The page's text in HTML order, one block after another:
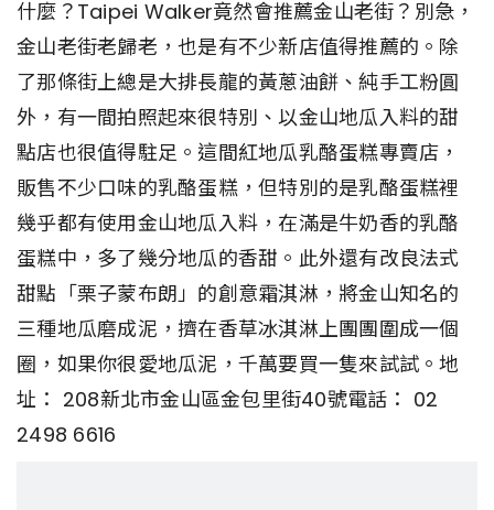
什麼？Taipei Walker竟然會推薦金山老街？別急，
金山老街老歸老，也是有不少新店值得推薦的。除
了那條街上總是大排長龍的黃蔥油餅、純手工粉圓
外，有一間拍照起來很特別、以金山地瓜入料的甜
點店也很值得駐足。這間紅地瓜乳酪蛋糕專賣店，
販售不少口味的乳酪蛋糕，但特別的是乳酪蛋糕裡
幾乎都有使用金山地瓜入料，在滿是牛奶香的乳酪
蛋糕中，多了幾分地瓜的香甜。此外還有改良法式
甜點「栗子蒙布朗」的創意霜淇淋，將金山知名的
三種地瓜磨成泥，擠在香草冰淇淋上團團圍成一個
圈，如果你很愛地瓜泥，千萬要買一隻來試試。地
址： 208新北市金山區金包里街40號電話： 02
2498 6616